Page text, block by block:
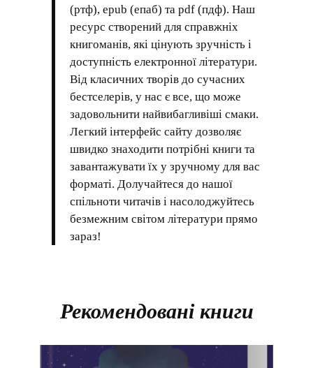
(ртф), epub (епаб) та pdf (пдф). Наш
ресурс створений для справжніх
книгоманів, які цінують зручність і
доступність електронної літератури.
Від класичних творів до сучасних
бестселерів, у нас є все, що може
задовольнити найвибагливіші смаки.
Легкий інтерфейс сайту дозволяє
швидко знаходити потрібні книги та
завантажувати їх у зручному для вас
форматі. Долучайтеся до нашої
спільноти читачів і насолоджуйтесь
безмежним світом літератури прямо
зараз!
Рекомендовані книги